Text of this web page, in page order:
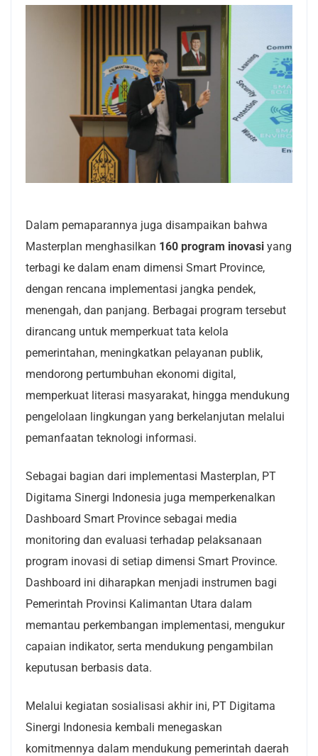
Dalam pemaparannya juga disampaikan bahwa
Masterplan menghasilkan 160 program inovasi yang
terbagi ke dalam enam dimensi Smart Province,
dengan rencana implementasi jangka pendek,
menengah, dan panjang. Berbagai program tersebut
dirancang untuk memperkuat tata kelola
pemerintahan, meningkatkan pelayanan publik,
mendorong pertumbuhan ekonomi digital,
memperkuat literasi masyarakat, hingga mendukung
pengelolaan lingkungan yang berkelanjutan melalui
pemanfaatan teknologi informasi.
Sebagai bagian dari implementasi Masterplan, PT
Digitama Sinergi Indonesia juga memperkenalkan
Dashboard Smart Province sebagai media
monitoring dan evaluasi terhadap pelaksanaan
program inovasi di setiap dimensi Smart Province.
Dashboard ini diharapkan menjadi instrumen bagi
Pemerintah Provinsi Kalimantan Utara dalam
memantau perkembangan implementasi, mengukur
capaian indikator, serta mendukung pengambilan
keputusan berbasis data.
Melalui kegiatan sosialisasi akhir ini, PT Digitama
Sinergi Indonesia kembali menegaskan
komitmennya dalam mendukung pemerintah daerah